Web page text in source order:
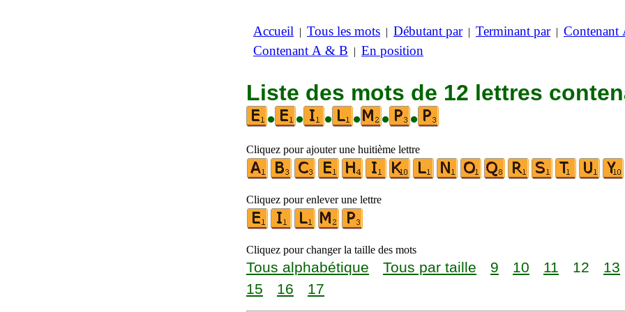
Accueil | Tous les mots | Débutant par| Terminant par| Contenant
Contenant A & B | En position
Liste des mots de 12 lettres
•
• • • • •
Cliquez pour ajouter une huitième lettre
Cliquez pour enlever une lettre
Cliquez pour changer la taille des mots
Tous alphabétique Tous par taille 9 10 11 12 13
15
16 17